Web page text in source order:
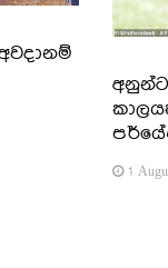
1